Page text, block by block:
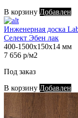
В корзину Добавлен
Инженерная доска
Селект Эбен лак
400-1500х150х14 мм
7 656 р/м2
Под заказ
В корзину Добавлен